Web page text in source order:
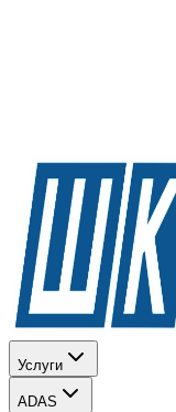
Услуги
ADAS